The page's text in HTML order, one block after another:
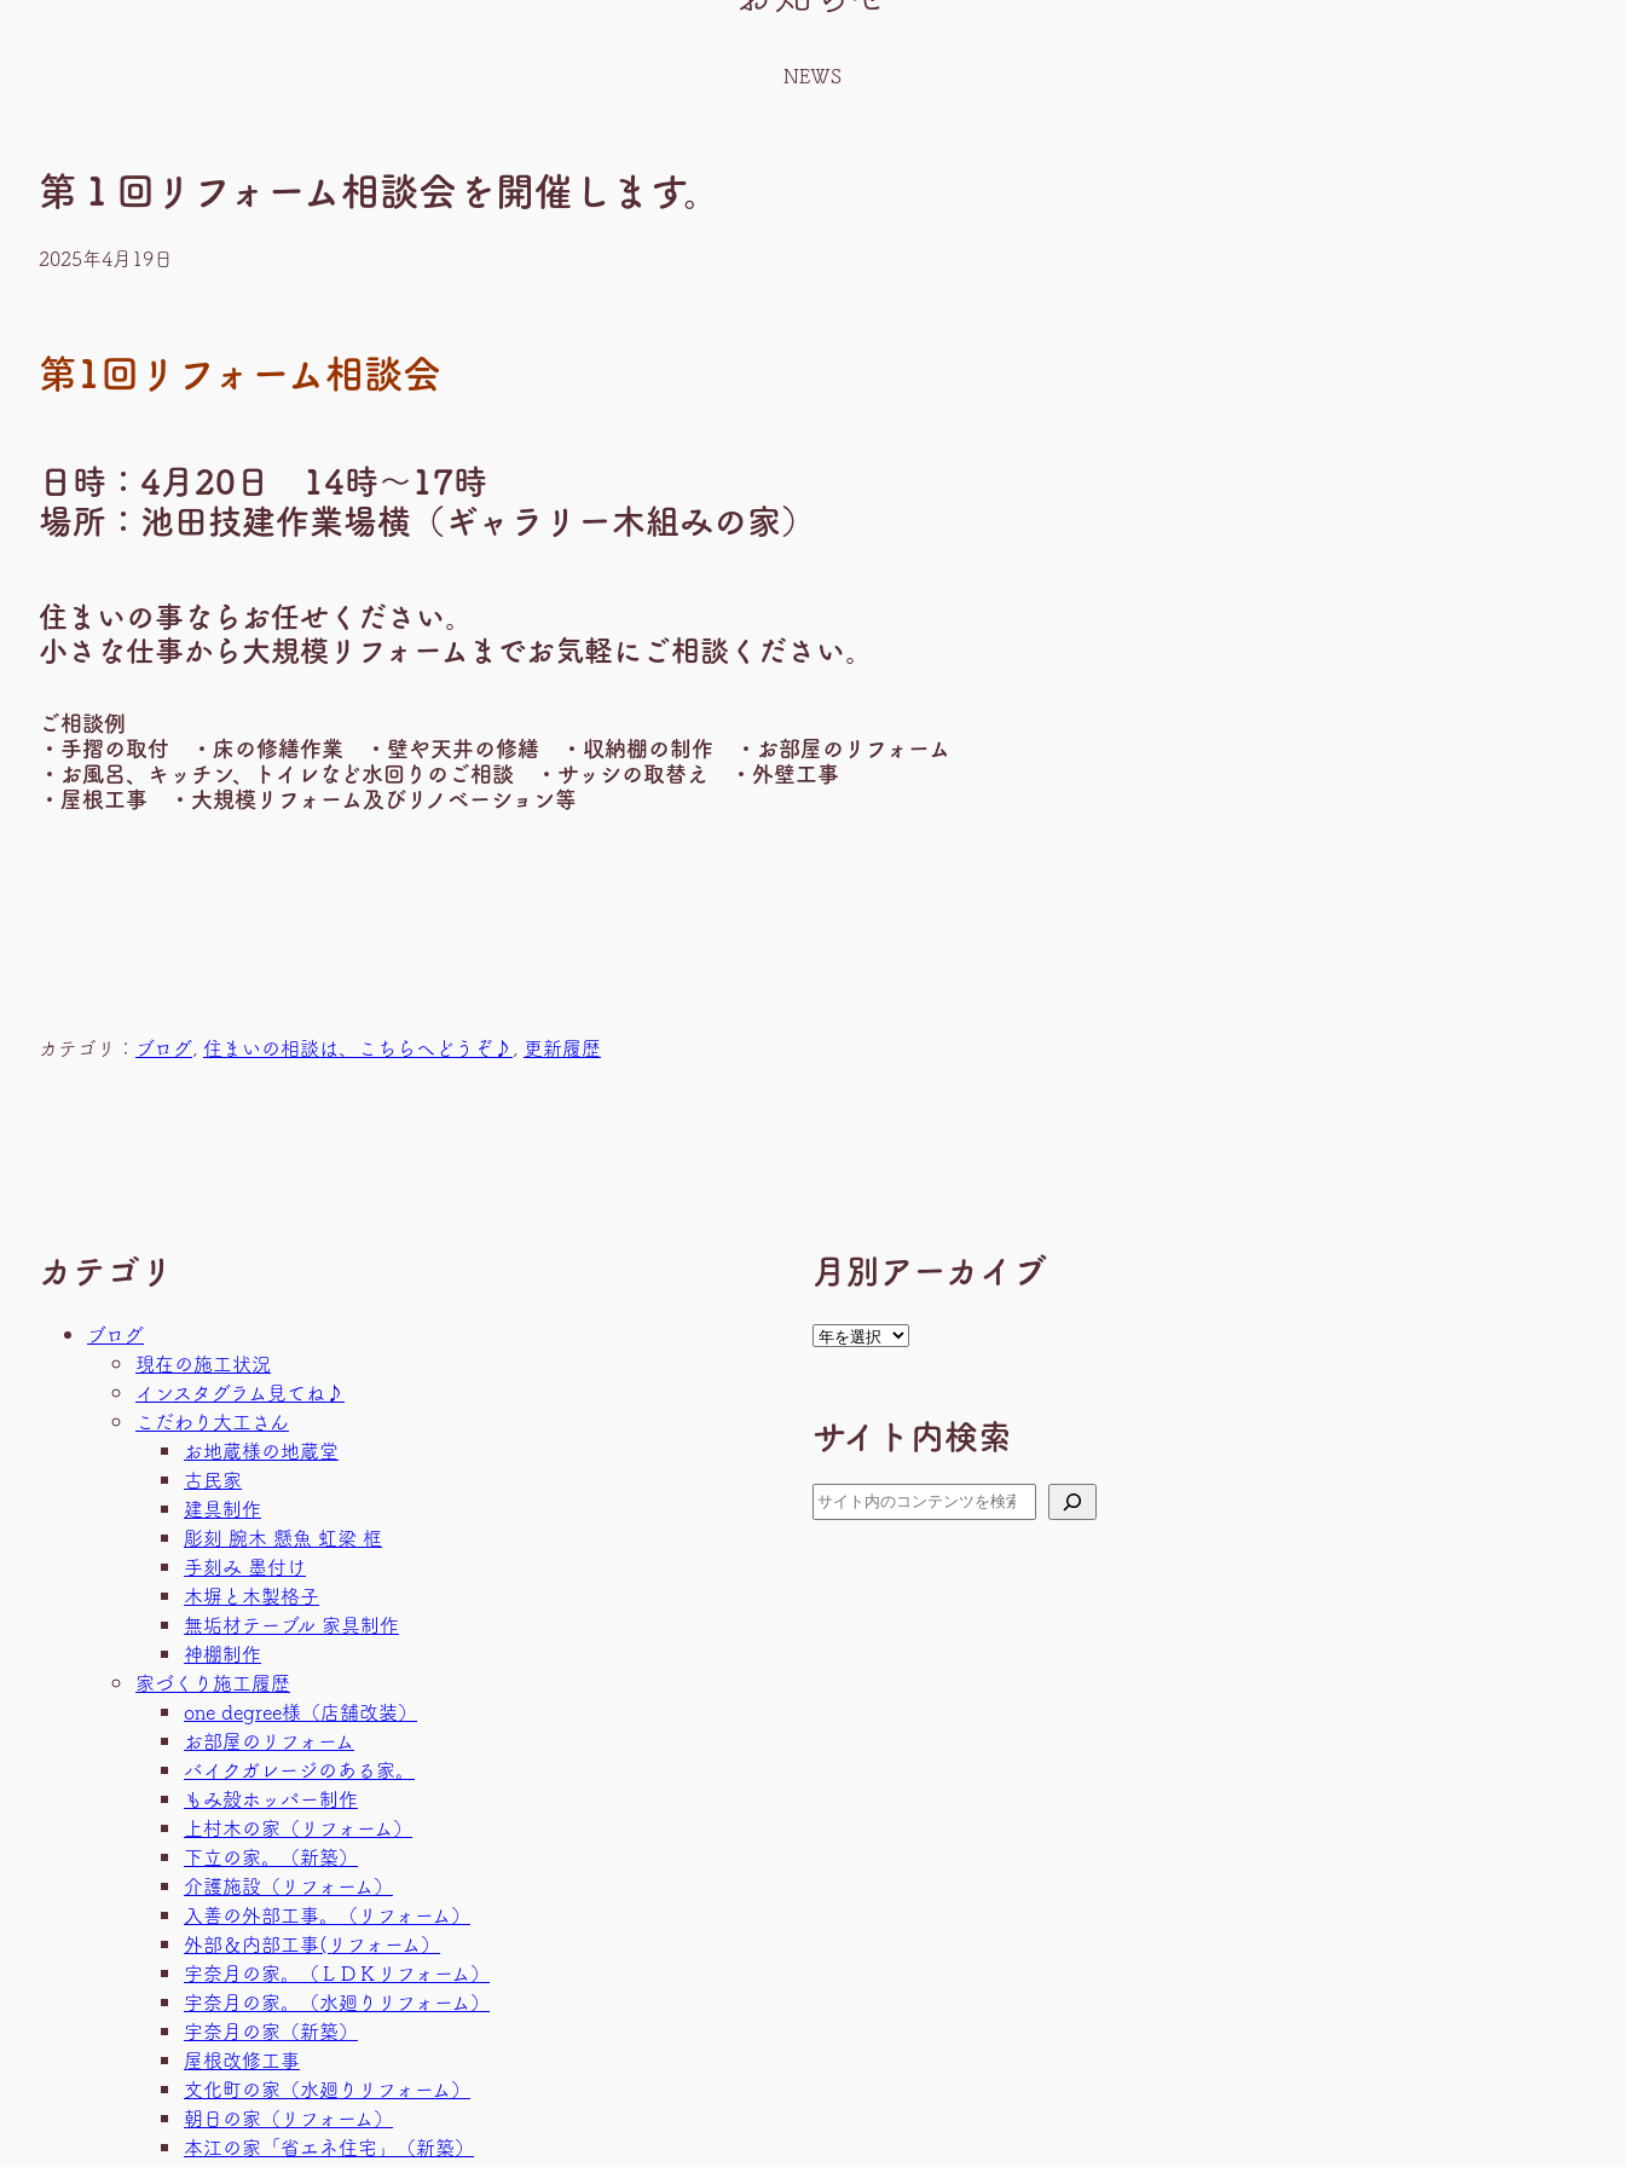
NEWS
第１回リフォーム相談会を開催します。
2025年4月19日
第1回リフォーム相談会
日時：4月20日 14時～17時
場所：池田技建作業場横（ギャラリー木組みの家）
住まいの事ならお任せください。
小さな仕事から大規模リフォームまでお気軽にご相談ください。
ご相談例
・手摺の取付 ・床の修繕作業 ・壁や天井の修繕 ・収納棚の制作 ・お部屋のリフォーム
・お風呂、キッチン、トイレなど水回りのご相談 ・サッシの取替え ・外壁工事
・屋根工事 ・大規模リフォーム及びリノベーション等
カテゴリ： ブログ, 住まいの相談は、こちらへどうぞ♪ , 更新履歴
カテゴリ
ブログ
現在の施工状況
インスタグラム見てね♪
こだわり大工さん
お地蔵様の地蔵堂
古民家
建具制作
彫刻 腕木 懸魚 虹梁 框
手刻み 墨付け
木塀と木製格子
無垢材テーブル 家具制作
神棚制作
家づくり施工履歴
one degree様（店舗改装）
お部屋のリフォーム
バイクガレージのある家。
もみ殻ホッパー制作
上村木の家（リフォーム）
下立の家。（新築）
介護施設（リフォーム）
入善の外部工事。（リフォーム）
外部＆内部工事(リフォーム）
宇奈月の家。（ＬＤＫリフォーム）
宇奈月の家。（水廻りリフォーム）
宇奈月の家（新築）
屋根改修工事
文化町の家（水廻りリフォーム）
朝日の家（リフォーム）
本江の家「省エネ住宅」（新築）
月別アーカイブ
ア
イ
ブ
サイト内検索
検
索